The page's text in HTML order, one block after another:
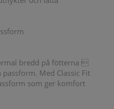
bredd på fötterna 
Med Classic Fit
som ger komfort